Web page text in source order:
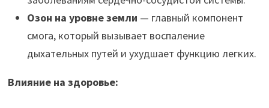
Озон на уровне земли — главный компонент
смога, который вызывает воспаление
дыхательных путей и ухудшает функцию легких.
Влияние на здоровье: